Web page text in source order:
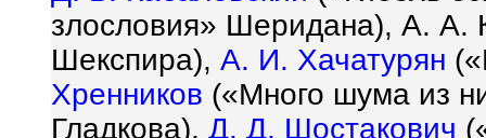
злословия» Шеридана), А. А.
Шекспира), А. И. Хачатурян
Хренников («Много шума из
Гладкова), Д. Д. Шостакович